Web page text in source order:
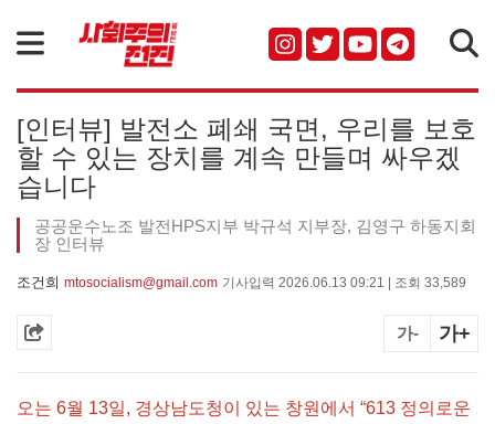
[인터뷰] 발전소 폐쇄 국면, 우리를 보호
할 수 있는 장치를 계속 만들며 싸우겠
습니다
공공운수노조 발전HPS지부 박규석 지부장, 김영구 하동지회
장 인터뷰
조건희 mtosocialism@gmail.com 기사입력 2026.06.13 09:21 | 조회 33,589
가- 가+
오는 6월 13일, 경상남도청이 있는 창원에서 “613 정의로운